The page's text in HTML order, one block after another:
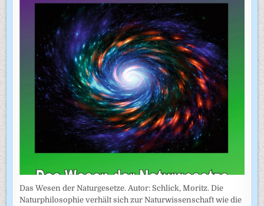
Das Wesen der Naturgesetze. Autor: Schlick, Moritz. Die
Naturphilosophie verhält sich zur Naturwissenschaft wie die